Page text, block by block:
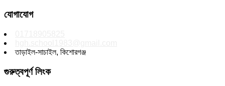
যোগাযোগ
তাড়াইল-সাচাইল, কিশোরগঞ্জ
গুরুত্বপূর্ণ লিংক